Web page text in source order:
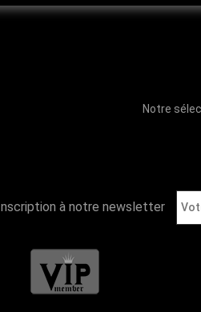
charme
Notre
à notre newsletter